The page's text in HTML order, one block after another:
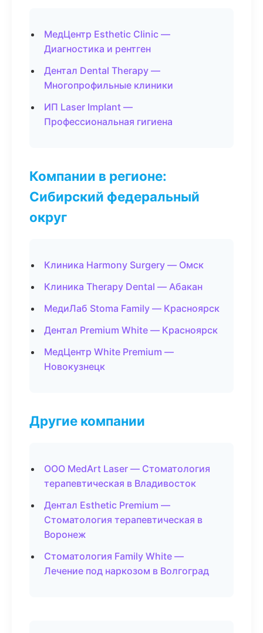
МедЦентр Esthetic Clinic —
Диагностика и рентген
Дентал Dental Therapy —
Многопрофильные клиники
ИП Laser Implant —
Профессиональная гигиена
Компании в регионе:
Сибирский федеральный
округ
Клиника Harmony Surgery — Омск
Клиника Therapy Dental — Абакан
МедиЛаб Stoma Family — Красноярск
Дентал Premium White — Красноярск
МедЦентр White Premium —
Новокузнецк
Другие компании
ООО MedArt Laser — Стоматология
терапевтическая в Владивосток
Дентал Esthetic Premium —
Стоматология терапевтическая в
Воронеж
Стоматология Family White —
Лечение под наркозом в Волгоград